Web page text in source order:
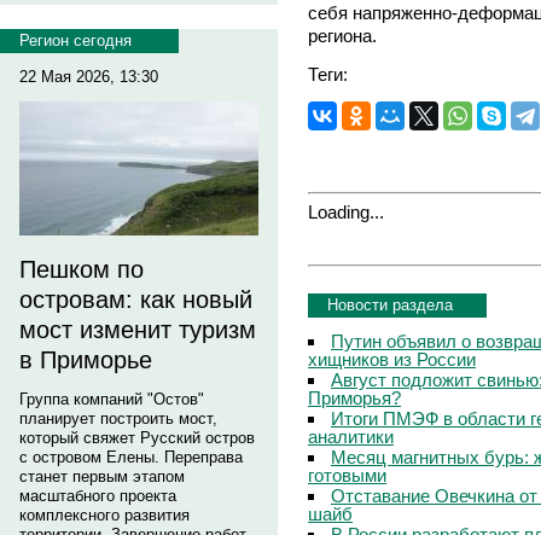
Регион сегодня
22 Мая 2026, 13:30
Пешком по
островам: как новый
мост изменит туризм
в Приморье
Группа компаний "Остов"
планирует построить мост,
который свяжет Русский остров
с островом Елены. Переправа
станет первым этапом
масштабного проекта
комплексного развития
себя напряженно-
региона.
Теги:
Loading...
Новости раздела
Путин объявил о
хищников из России
Август подложит
Приморья?
Итоги ПМЭФ в области
аналитики
Месяц магнитных бурь:
готовыми
Отставание Овечкина
шайб